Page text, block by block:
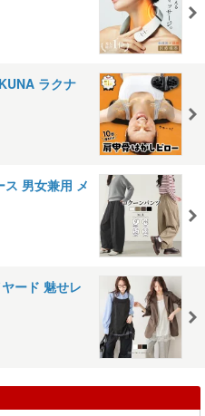
ラクナ
男女兼用 メ
ード 魅せレ